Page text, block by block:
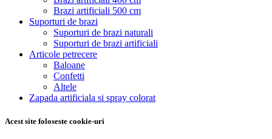
Brazi artificiali 500 cm
Suporturi de brazi
Suporturi de brazi naturali
Suporturi de brazi artificiali
Articole petrecere
Baloane
Confetti
Altele
Zapada artificiala si spray colorat
Acest site foloseste cookie-uri